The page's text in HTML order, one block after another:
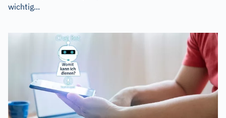
wichtig...